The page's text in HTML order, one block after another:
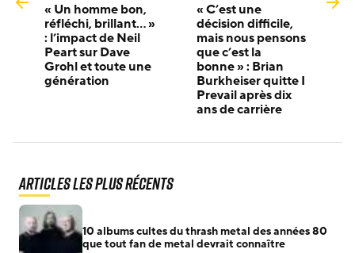
« Un homme bon,
réfléchi, brillant… »
: l’impact de Neil
Peart sur Dave
Grohl et toute une
génération
« C’est une
décision difficile,
mais nous pensons
que c’est la
bonne » : Brian
Burkheiser quitte I
Prevail après dix
ans de carrière
Articles les plus récents
10 albums cultes du thrash metal des années 80
que tout fan de metal devrait connaître